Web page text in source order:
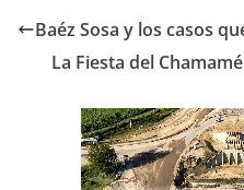
e
b
o
k
er s
A
p
p
ar
Baéz Sosa y los casos
La Fiesta del